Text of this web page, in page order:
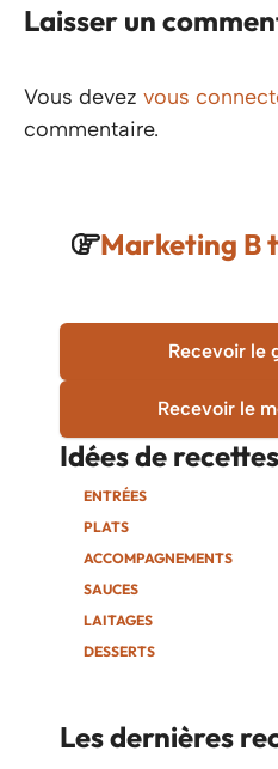
Laisser un
Vous devez vous
commentaire.
Marketing B
Recevoir le
Recevoir le
Idées de recettes
ENTRÉES
PLATS
ACCOMPAGNEMENTS
SAUCES
LAITAGES
DESSERTS
Les dernières